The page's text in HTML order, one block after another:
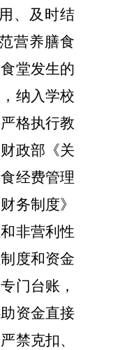
、及时结
营养膳食
堂发生的
纳入学校
严格执行教
政部《关
经费管理
务制度》
非营利性
度和资金
门台账，
资金直接
禁克扣、